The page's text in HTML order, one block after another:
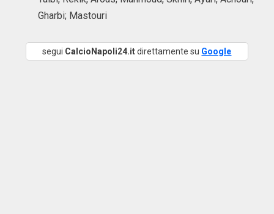
Gharbi; Mastouri
segui CalcioNapoli24.itdirettamente su Google